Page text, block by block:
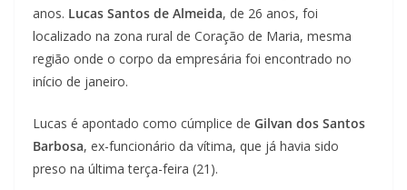
anos. Lucas Santos de Almeida, de 26 anos, foi
localizado na zona rural de Coração de Maria, mesma
região onde o corpo da empresária foi encontrado no
início de janeiro.
Lucas é apontado como cúmplice de Gilvan dos Santos
Barbosa, ex-funcionário da vítima, que já havia sido
preso na última terça-feira (21).